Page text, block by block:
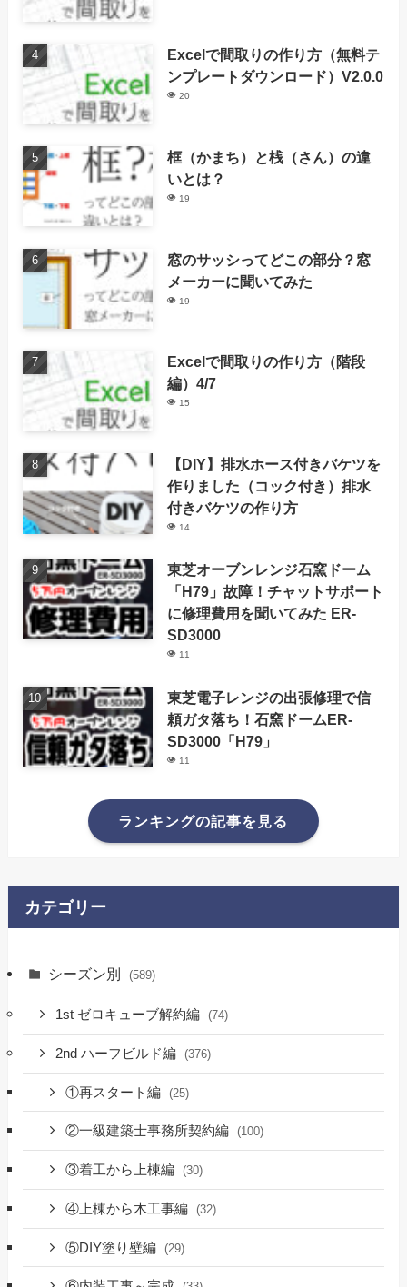
Excelで間取りの作り方（無料テ
ンプレートダウンロード）V2.0.0
20
框（かまち）と桟（さん）の違
いとは？
19
窓のサッシってどこの部分？窓
メーカーに聞いてみた
19
Excelで間取りの作り方（階段
編）4/7
15
【DIY】排水ホース付きバケツを
作りました（コック付き）排水
付きバケツの作り方
14
東芝オーブンレンジ石窯ドーム
「H79」故障！チャットサポート
に修理費用を聞いてみた ER-
SD3000
11
東芝電子レンジの出張修理で信
頼ガタ落ち！石窯ドームER-
SD3000「H79」
11
ランキングの記事を見る
カテゴリー
シーズン別 (589)
1st ゼロキューブ解約編 (74)
2nd ハーフビルド編 (376)
①再スタート編 (25)
②一級建築士事務所契約編 (100)
③着工から上棟編 (30)
④上棟から木工事編 (32)
⑤DIY塗り壁編 (29)